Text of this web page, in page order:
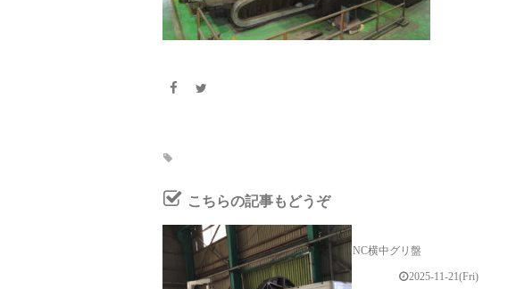
こちらの記事もどうぞ
NC横中グリ盤
2025-11-21(Fri)